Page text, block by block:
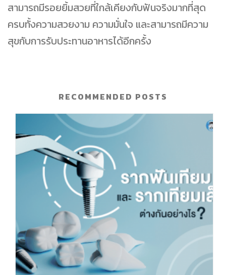
สามารถมีรอยยิ้มสวยที่ใกล้เคียงกับฟันจริงมากที่สุด
ครบทั้งความสวยงาม ความมั่นใจ และสามารถมีความ
สุขกับการรับประทานอาหารได้อีกครั้ง
RECOMMENDED POSTS